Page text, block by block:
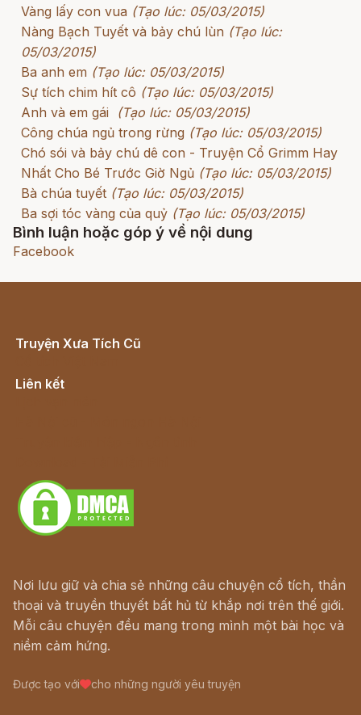
Vàng lấy con vua (Tạo lúc: 05/03/2015)
Nàng Bạch Tuyết và bảy chú lùn (Tạo lúc:
05/03/2015)
Ba anh em (Tạo lúc: 05/03/2015)
Sự tích chim hít cô (Tạo lúc: 05/03/2015)
Anh và em gái
(Tạo lúc: 05/03/2015)
Công chúa ngủ trong rừng (Tạo lúc: 05/03/2015)
Chó sói và bảy chú dê con - Truyện Cổ Grimm Hay
Nhất Cho Bé Trước Giờ Ngủ (Tạo lúc: 05/03/2015)
Bà chúa tuyết (Tạo lúc: 05/03/2015)
Ba sợi tóc vàng của quỷ (Tạo lúc: 05/03/2015)
Bình luận hoặc góp ý về nội dung
Facebook
Truyện Xưa Tích Cũ
Liên kết
Nơi lưu giữ và chia sẻ những câu chuyện cổ tích, thần
thoại và truyền thuyết bất hủ từ khắp nơi trên thế giới.
Mỗi câu chuyện đều mang trong mình một bài học và
niềm cảm hứng.
Được tạo với cho những người yêu truyện